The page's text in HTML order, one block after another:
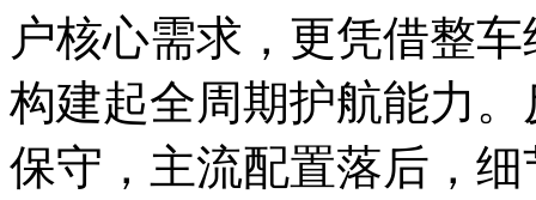
户核心需求，更凭借整
构建起全周期护航能力
保守，主流配置落后，